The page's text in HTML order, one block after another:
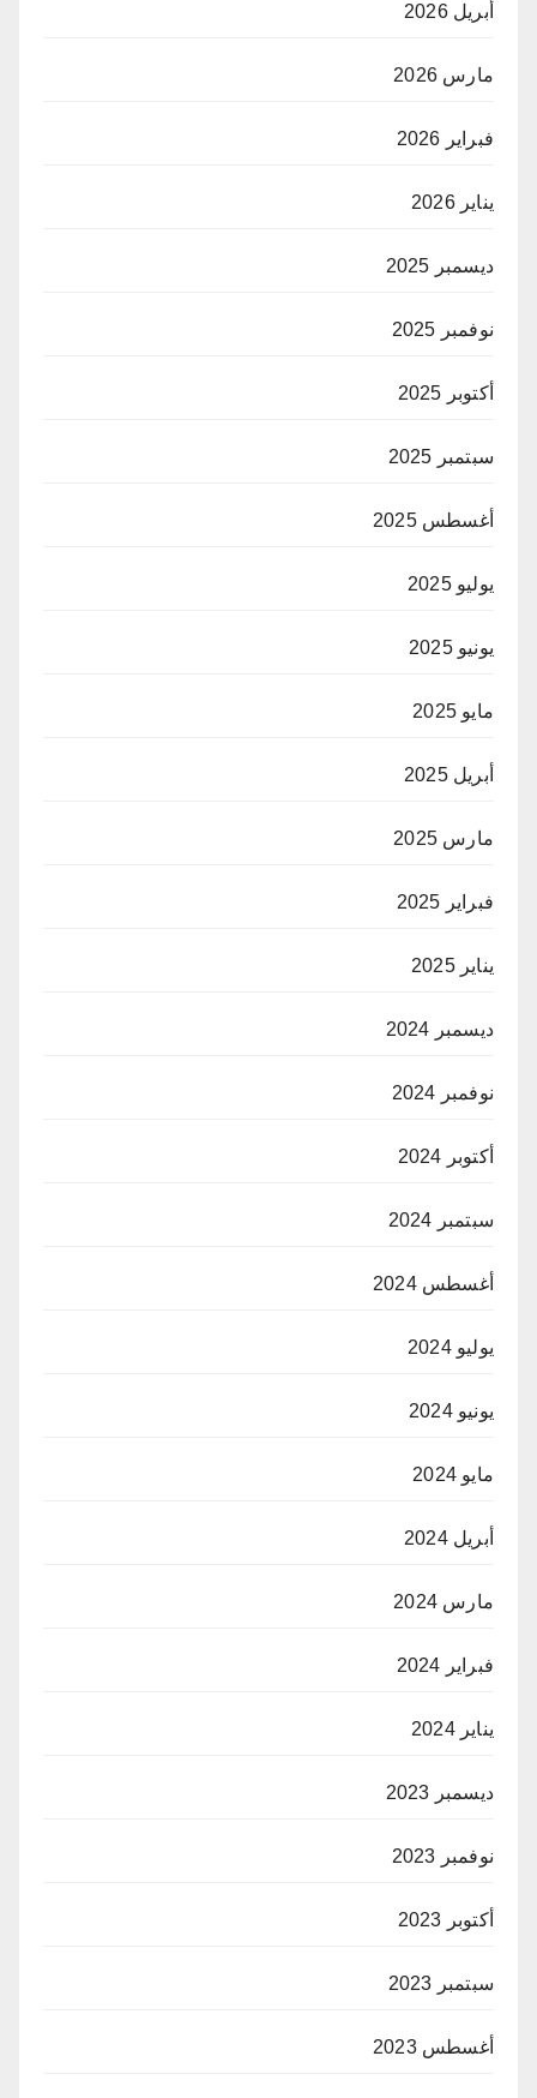
أبريل 2026
مارس 2026
فبراير 2026
يناير 2026
ديسمبر 2025
نوفمبر 2025
أكتوبر 2025
سبتمبر 2025
أغسطس 2025
يوليو 2025
يونيو 2025
مايو 2025
أبريل 2025
مارس 2025
فبراير 2025
يناير 2025
ديسمبر 2024
نوفمبر 2024
أكتوبر 2024
سبتمبر 2024
أغسطس 2024
يوليو 2024
يونيو 2024
مايو 2024
أبريل 2024
مارس 2024
فبراير 2024
يناير 2024
ديسمبر 2023
نوفمبر 2023
أكتوبر 2023
سبتمبر 2023
أغسطس 2023